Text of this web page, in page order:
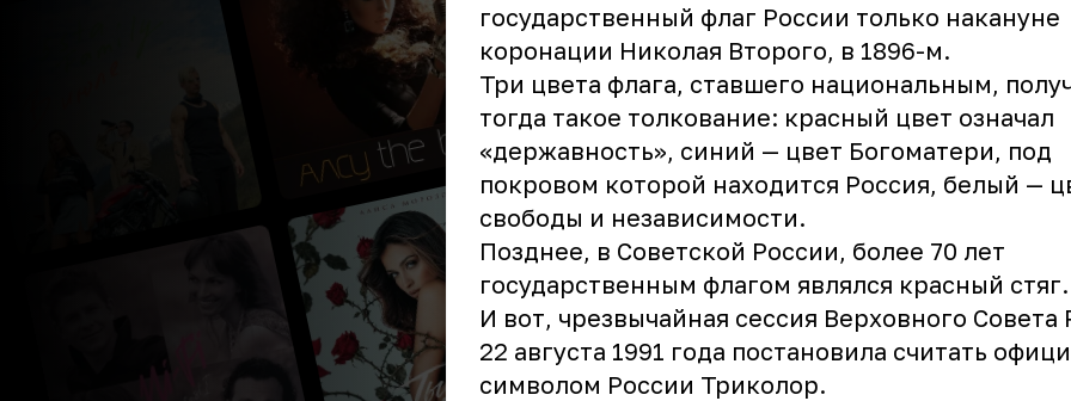
государственный флаг России только накануне
коронации Николая Второго, в 1896-м.
Три цвета флага, ставшего национальным,
тогда такое толкование: красный цвет означал
«державность», синий — цвет Богоматери, под
покровом которой находится Россия, белый —
свободы и независимости.
Позднее, в Советской России, более 70 лет
государственным флагом являлся красный стяг.
И вот, чрезвычайная сессия Верховного
22 августа 1991 года постановила считать
символом России Триколор.